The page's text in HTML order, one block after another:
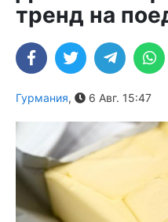
тренд на
Гурмания, 6 Авг. 15:47